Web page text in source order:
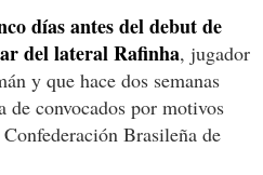
días antes del debut de
del lateral Rafinha, jugador
y que hace dos semanas
convocados por motivos
Brasileña de